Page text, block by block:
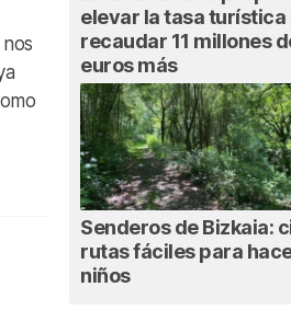
elevar la tasa turística
recaudar 11 millones
euros más
Senderos de Bizkaia:
rutas fáciles para
niños